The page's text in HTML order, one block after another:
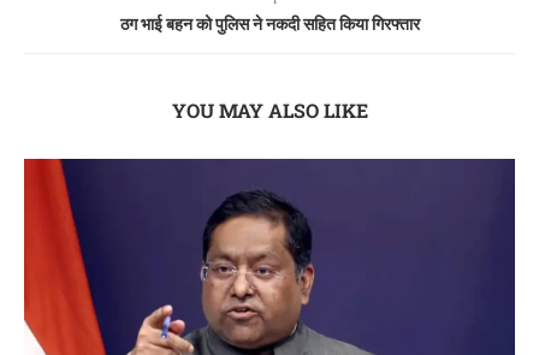
ठग भाई बहन को पुलिस ने नकदी सहित किया गिरफ्तार
YOU MAY ALSO LIKE